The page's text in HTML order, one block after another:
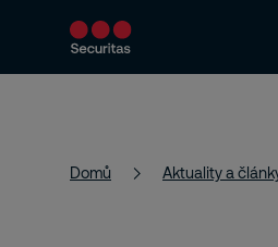
Bezpečnostní řešení
Domů Aktuality a